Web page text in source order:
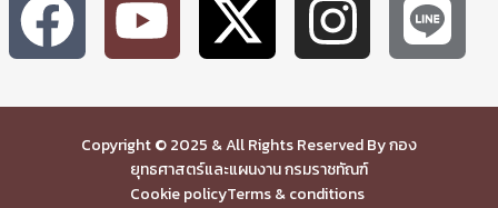
Copyright © 2025 & All Rights Reserved By กอง
ยุทธศาสตร์และแผนงาน กรมราชทัณฑ์
Cookie policyTerms & conditions